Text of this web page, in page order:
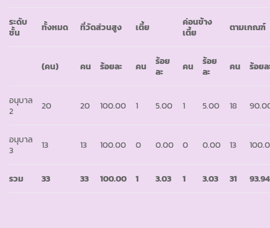
ระดับ
ชั้น
ทั้งหมด ที่วัดส่วนสูง เตี้ย
ค่อนข้าง
เตี้ย
ตามเกณฑ์
(คน) คน ร้อยละ คน
ร้อย
ละ
คน
ร้อย
ละ
คน ร้อยล
อนุบาล
2
20 20 100.00 1 5.00 1 5.00 18
อนุบาล
3
13 13 100.00 0 0.00 0 0.00 13
รวม 33 33 100.00 1 3.03 1 3.03 31 93.94